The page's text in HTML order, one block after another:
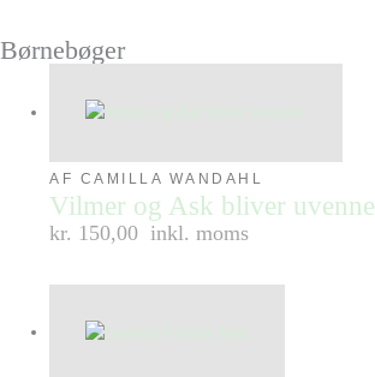
Børnebøger
AF CAMILLA WANDAHL
Vilmer og Ask bliver
kr. 150,00 inkl. moms